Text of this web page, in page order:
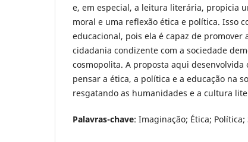
e, em especial, a leitura literária, propicia
moral e uma reflexão ética e política. Isso
educacional, pois ela é capaz de promover
cidadania condizente com a sociedade
cosmopolita. A proposta aqui desenvolvida
pensar a ética, a política e a educação na
resgatando as humanidades e a cultura
Palavras-chave: Imaginação; Ética;